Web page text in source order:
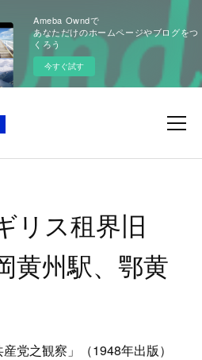
Ameba Owndで
あなただけのホームページやブログをつ
くろう
今すぐ試す
リス租界旧
黄州駅、鄂黄
党之観察」（1948年出版）